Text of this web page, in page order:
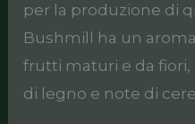
per la produzione di
Bushmill ha un
frutti maturi e da
di legno e note di